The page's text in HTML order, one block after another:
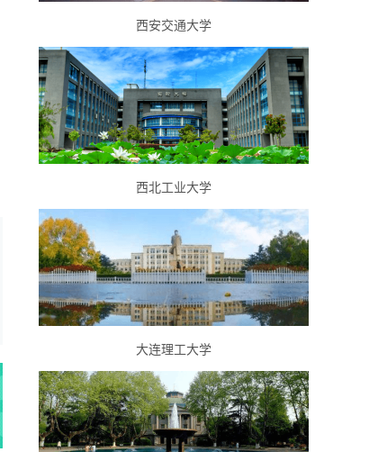
西安交通大学
西北工业大学
大连理工大学